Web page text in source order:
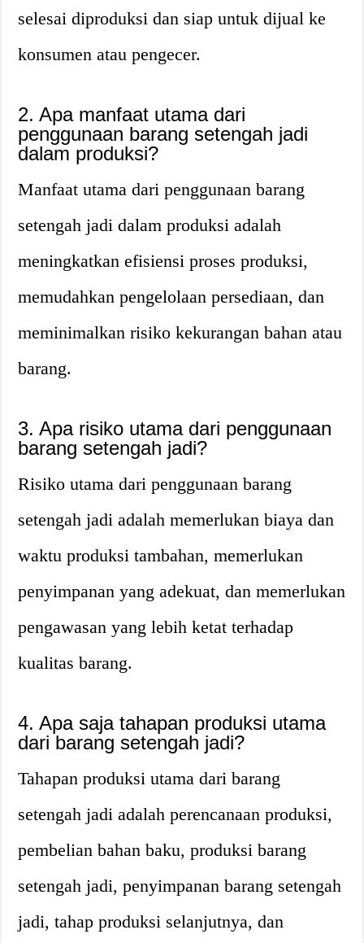
selesai diproduksi dan siap untuk dijual ke
konsumen atau pengecer.
2. Apa manfaat utama dari
penggunaan barang setengah jadi
dalam produksi?
Manfaat utama dari penggunaan barang
setengah jadi dalam produksi adalah
meningkatkan efisiensi proses produksi,
memudahkan pengelolaan persediaan, dan
meminimalkan risiko kekurangan bahan atau
barang.
3. Apa risiko utama dari penggunaan
barang setengah jadi?
Risiko utama dari penggunaan barang
setengah jadi adalah memerlukan biaya dan
waktu produksi tambahan, memerlukan
penyimpanan yang adekuat, dan memerlukan
pengawasan yang lebih ketat terhadap
kualitas barang.
4. Apa saja tahapan produksi utama
dari barang setengah jadi?
Tahapan produksi utama dari barang
setengah jadi adalah perencanaan produksi,
pembelian bahan baku, produksi barang
setengah jadi, penyimpanan barang setengah
jadi, tahap produksi selanjutnya, dan